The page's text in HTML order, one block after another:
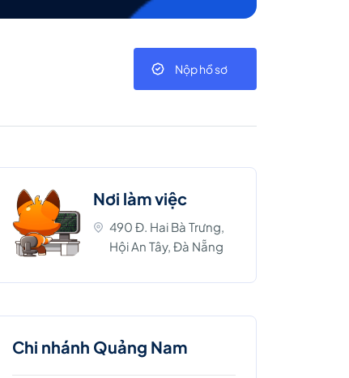
Nộp hồ sơ
Nơi làm việc
490 Đ. Hai Bà Trưng,
Hội An Tây, Đà Nẵng
Chi nhánh Quảng Nam